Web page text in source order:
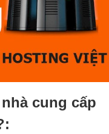
cung cấp